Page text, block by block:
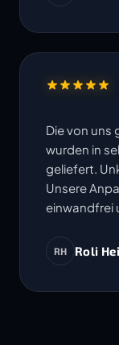
Die von uns
wurden in
geliefert.
Unsere
einwandfrei
RH Roli